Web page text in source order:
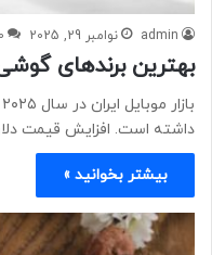
admin نوامبر 29, 2025 0
بهترین برندهای گوشی 2025 از نگاه کاربران
داشته است. افزایش قیمت
بیشتر بخوانید »